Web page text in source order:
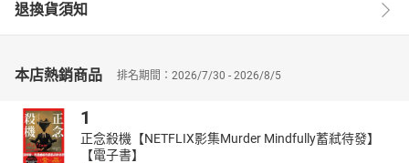
退換貨須知
本店熱銷商品 排名期間：2026/7/30 - 2026/8/5
1
正念殺機【NETFLIX影集Murder Mindfully蓄弒待發】
【電子書】